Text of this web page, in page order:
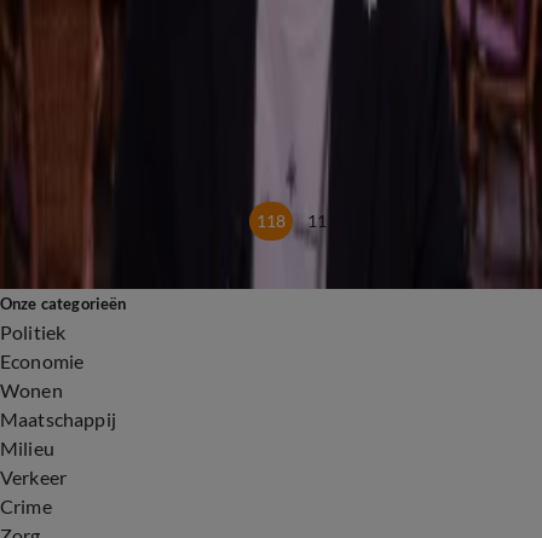
20 feb 2025, 19:16
20 feb 2025, 19:15
118 119
Onze categorieën
Politiek
Economie
Wonen
Maatschappij
Milieu
Verkeer
Crime